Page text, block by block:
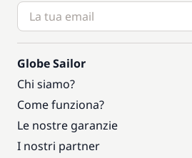
Globe Sailor
Chi siamo?
Come funziona?
Le nostre garanzie
I nostri partner